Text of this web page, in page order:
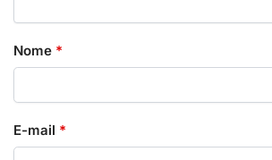
Nome *
E-mail *